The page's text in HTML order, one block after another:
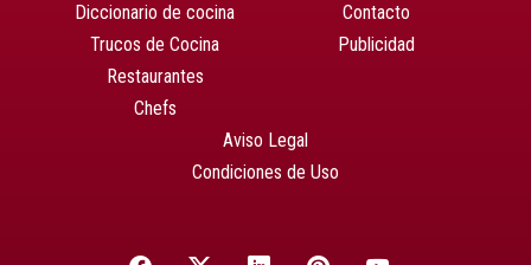
Diccionario de cocina
Trucos de Cocina
Restaurantes
Chefs
Contacto
Publicidad
Aviso Legal
Condiciones de Uso